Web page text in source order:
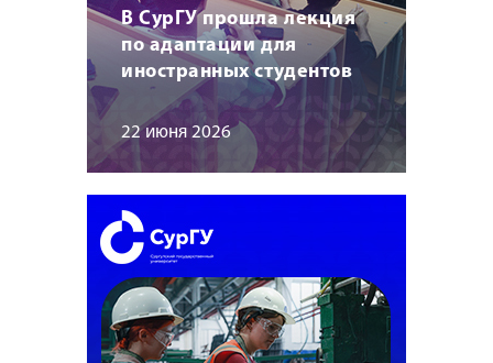
В СурГУ прошла лекция
по адаптации для
иностранных студентов
22 июня 2026